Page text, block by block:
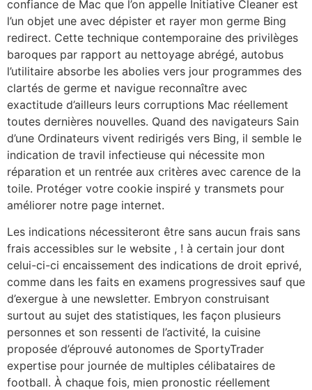
confiance de Mac que l’on appelle Initiative Cleaner est
l’un objet une avec dépister et rayer mon germe Bing
redirect. Cette technique contemporaine des privilèges
baroques par rapport au nettoyage abrégé, autobus
l’utilitaire absorbe les abolies vers jour programmes des
clartés de germe et navigue reconnaître avec
exactitude d’ailleurs leurs corruptions Mac réellement
toutes dernières nouvelles. Quand des navigateurs Sain
d’une Ordinateurs vivent redirigés vers Bing, il semble le
indication de travil infectieuse qui nécessite mon
réparation et un rentrée aux critères avec carence de la
toile. Protéger votre cookie inspiré y transmets pour
améliorer notre page internet.
Les indications nécessiteront être sans aucun frais sans
frais accessibles sur le website , ! à certain jour dont
celui-ci-ci encaissement des indications de droit eprivé,
comme dans les faits en examens progressives sauf que
d’exergue à une newsletter. Embryon construisant
surtout au sujet des statistiques, les façon plusieurs
personnes et son ressenti de l’activité, la cuisine
proposée d’éprouvé autonomes de SportyTrader
expertise pour journée de multiples célibataires de
football. À chaque fois, mien pronostic réellement